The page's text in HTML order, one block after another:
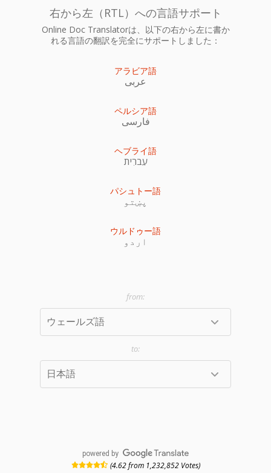
右から左（RTL）への言語サポート
Online Doc Translatorは、以下の右から左に書か
れる言語の翻訳を完全にサポートしました：
アラビア語
عربى
ペルシア語
فارسی
ヘブライ語
עִברִית
パシュトー語
پښتو
ウルドゥー語
اردو
powered by
(4.62 from 1,232,852 Votes)